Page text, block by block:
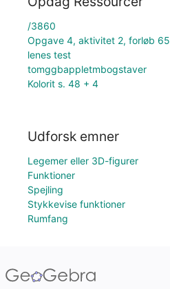
/3860
Opgave 4, aktivitet 2, forløb 65
lenes test
tomggbappletmbogstaver
Kolorit s. 48 + 4
Udforsk emner
Legemer eller 3D-figurer
Funktioner
Spejling
Stykkevise funktioner
Rumfang